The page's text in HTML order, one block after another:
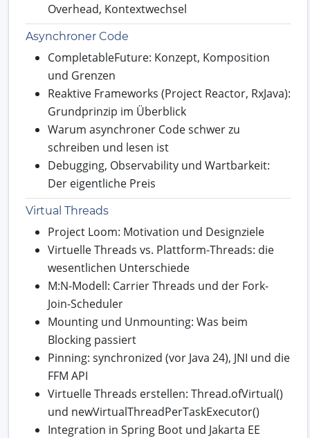
Overhead, Kontextwechsel
Asynchroner Code
CompletableFuture: Konzept, Komposition
und Grenzen
Reaktive Frameworks (Project Reactor, RxJava):
Grundprinzip im Überblick
Warum asynchroner Code schwer zu
schreiben und lesen ist
Debugging, Observability und Wartbarkeit:
Der eigentliche Preis
Virtual Threads
Project Loom: Motivation und Designziele
Virtuelle Threads vs. Plattform-Threads: die
wesentlichen Unterschiede
M:N-Modell: Carrier Threads und der Fork-
Join-Scheduler
Mounting und Unmounting: Was beim
Blocking passiert
Pinning: synchronized (vor Java 24), JNI und die
FFM API
Virtuelle Threads erstellen: Thread.ofVirtual()
und newVirtualThreadPerTaskExecutor()
Integration in Spring Boot und Jakarta EE